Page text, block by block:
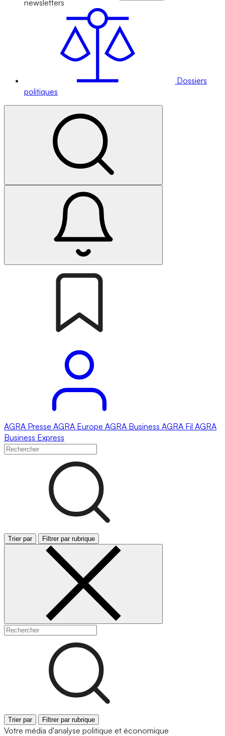
newsletters
Dossiers
politiques
AGRA Presse AGRA Europe AGRA Business AGRA Fil AGRA
Business Express
Trier par Filtrer par rubrique
Trier par Filtrer par rubrique
Votre média d'analyse politique et économique